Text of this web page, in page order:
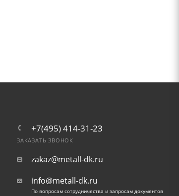
+7(495) 414-31-23
ЗАКАЗАТЬ ЗВОНОК
zakaz@metall-dk.ru
info@metall-dk.ru
По вопросам сотрудничества и запросам документов